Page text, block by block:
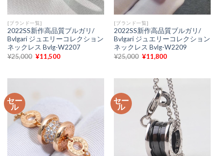
[ブランド一覧]
2022SS新作高品質ブルガリ/
Bvlgari ジュエリーコレクション
ネックレス Bvlg-W2207
¥25,000 元
¥11,500現
[ブランド一覧]
2022SS新作高品質ブルガリ/
Bvlgari ジュエリーコレクション
ネックレス Bvlg-W2209
¥25,000 元
¥25,000
た。
¥11,800現
格
は
¥11,800
で
す。
セー
ル
セー
ル